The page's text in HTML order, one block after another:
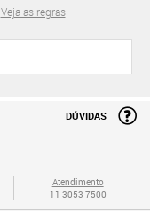
Veja as regras
DÚVIDAS
Atendimento
11 3053 7500